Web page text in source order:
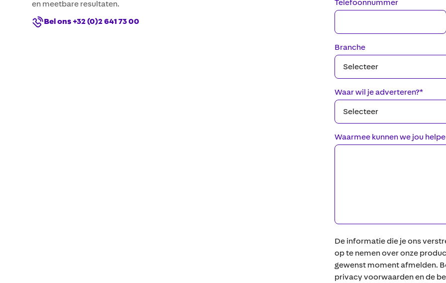
en meetbare resultaten.
Bel ons +32 (0)2 641 73 00
Telefoonnummer
Branche
Waar wil je adverteren?*
Waarmee kunnen we jou
De informatie die je ons
op te nemen over onze
gewenst moment afmelden.
privacy voorwaarden en de